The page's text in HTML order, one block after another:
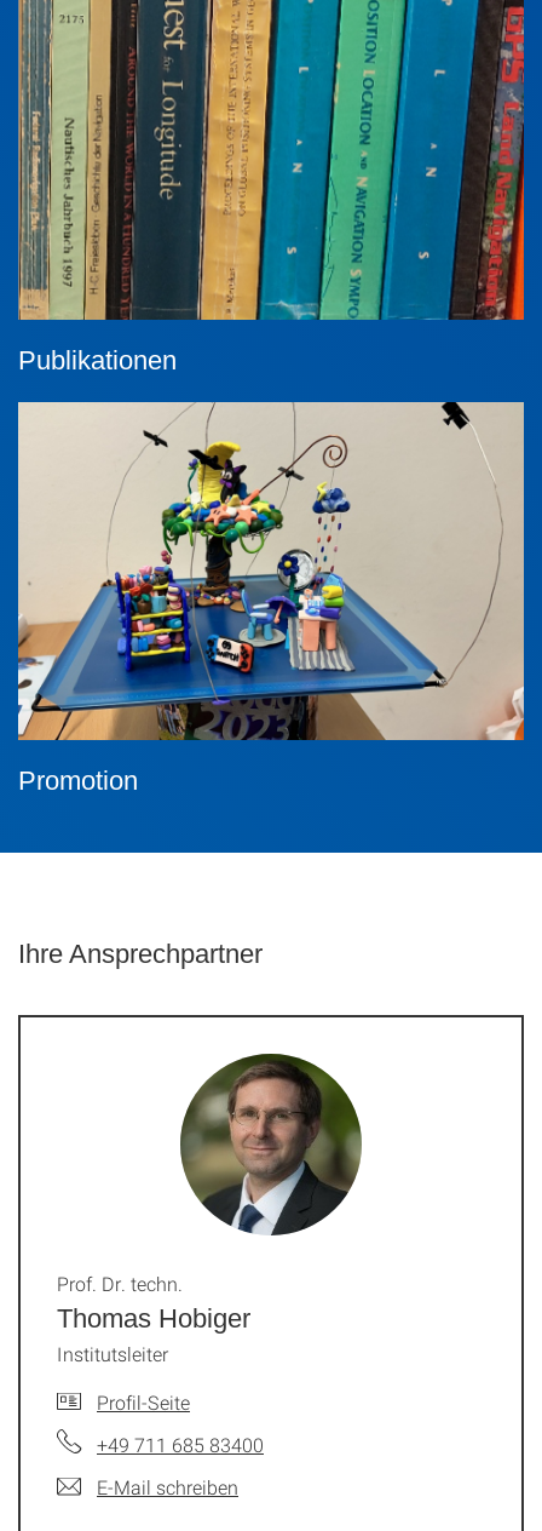
Publikationen
Promotion
Ihre Ansprechpartner
Thomas Hobiger
Prof. Dr. techn.
Institutsleiter
Profil-Seite
+49 711 685 83400
E-Mail schreiben